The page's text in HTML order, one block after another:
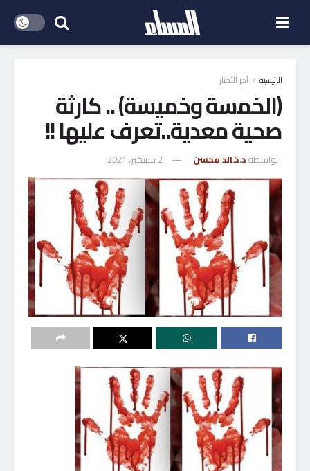
الرئيسية آخر الأخبار
(الخمسة وخميسة) .. كارثة
صحية معدية..تعرف عليها !!
بواسطةد.خالد محسن 2 سبتمبر، 2021